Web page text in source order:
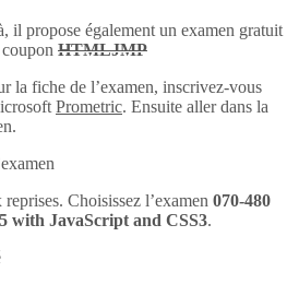
il propose également un examen gratuit
HTMLJMP
la fiche de l’examen, inscrivez-vous
Prometric. Ensuite aller dans la
Choisissez l’examen 070-480
JavaScript and CSS3.